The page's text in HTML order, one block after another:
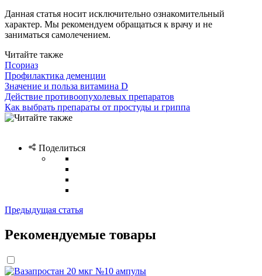
Данная статья носит исключительно ознакомительный
характер. Мы рекомендуем обращаться к врачу и не
заниматься самолечением.
Читайте также
Псориаз
Профилактика деменции
Значение и польза витамина D
Действие противоопухолевых препаратов
Как выбрать препараты от простуды и гриппа
Поделиться
Предыдущая статья
Рекомендуемые товары